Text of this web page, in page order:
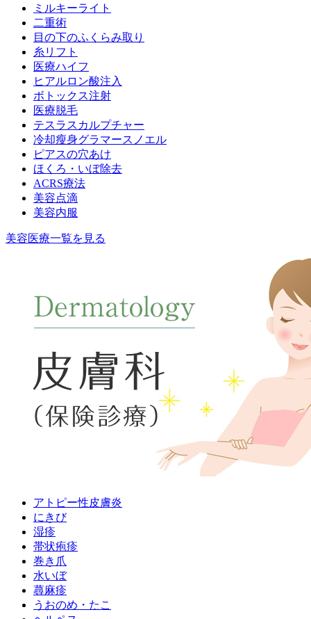
ミルキーライト
二重術
目の下のふくらみ取り
糸リフト
医療ハイフ
ヒアルロン酸注入
ボトックス注射
医療脱毛
テスラスカルプチャー
冷却瘦身グラマースノエル
ピアスの穴あけ
ほくろ・いぼ除去
ACRS療法
美容点滴
美容内服
美容医療一覧を見る
アトピー性皮膚炎
にきび
湿疹
帯状疱疹
巻き爪
水いぼ
蕁麻疹
うおのめ・たこ